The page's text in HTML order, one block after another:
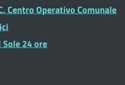
Centro Operativo Comunale
Sole 24 ore